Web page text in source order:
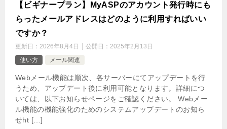
【ビギナープラン】MyASPのアカウント発行時にも
らったメールアドレスはどのように利用すればいい
ですか？
更新日： 2026年8月4日 公開日： 2025年2月13日
使い方
メール関連
Webメール機能は順次、各サーバーにてアップデートを行
うため、アップデート後に利用可能となります。詳細につ
いては、以下お知らせページをご確認ください。 Webメー
ル機能の機能強化のためのシステムアップデートのお知ら
せht […]